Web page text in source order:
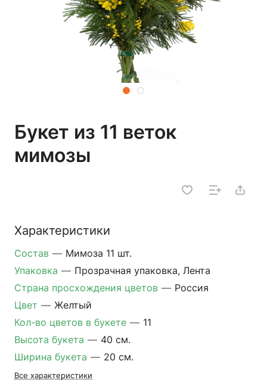
Букет из 11 веток
мимозы
Характеристики
Состав — Мимоза 11 шт.
Упаковка — Прозрачная упаковка, Лента
Страна просхождения цветов — Россия
Цвет — Желтый
Кол-во цветов в букете — 11
Высота букета — 40 см.
Ширина букета — 20 см.
Все характеристики